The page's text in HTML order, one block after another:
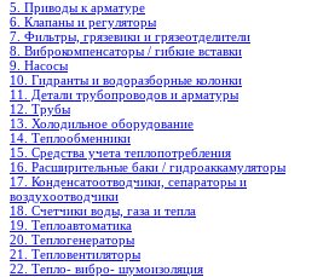
5. Приводы к арматуре
6. Клапаны и регуляторы
7. Фильтры, грязевики и грязеотделители
8. Виброкомпенсаторы / гибкие вставки
9. Насосы
10. Гидранты и водоразборные колонки
11. Детали трубопроводов и арматуры
12. Трубы
13. Холодильное oборудование
14. Теплообменники
15. Средства учета теплопотребления
16. Расширительные баки / гидроаккамуляторы
17. Конденсатоотводчики, сепараторы и
воздухоотводчики
18. Счетчики воды, газа и тепла
19. Теплоавтоматика
20. Теплогенераторы
21. Тепловентиляторы
22. Тепло- вибро- шумоизоляция